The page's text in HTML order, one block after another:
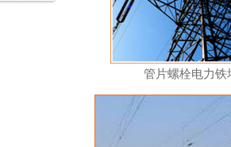
管片螺栓电力铁